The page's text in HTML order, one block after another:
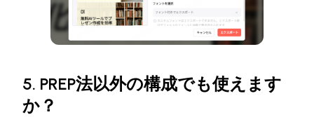
5. PREP法以外の構成でも使えます
か？